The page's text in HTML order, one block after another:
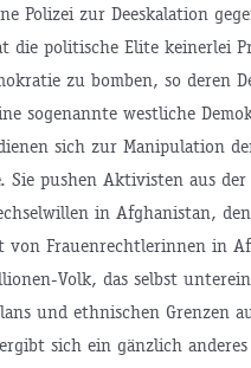
Polizei zur Deeskalation
politische Elite keinerlei
zu bomben, so deren
sogenannte westliche
sich zur Manipulation
pushen Aktivisten aus
in Afghanistan,
von Frauenrechtlerinnen in
Volk, das selbst
und ethnischen Grenzen
sich ein gänzlich